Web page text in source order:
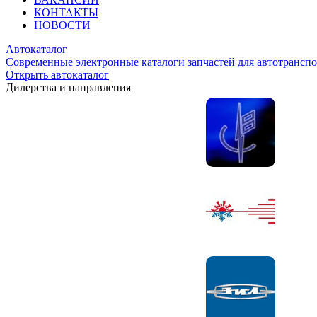
КОНТАКТЫ
НОВОСТИ
Автокаталог
Современные электронные каталоги запчастей для
Открыть автокаталог
Дилерства и направления